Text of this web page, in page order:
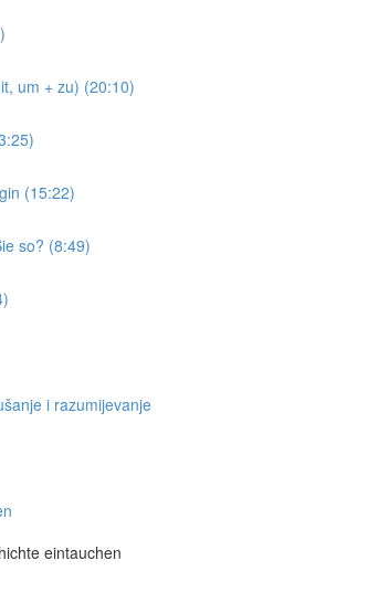
um + zu) (20:10)
(15:22)
so? (8:49)
i razumijevanje
eintauchen